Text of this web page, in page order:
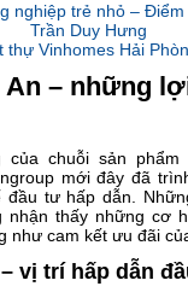
nghiệp trẻ nhỏ –
Trần Duy Hưng
thự Vinhomes Hải
An – những
của chuỗi sản phẩm
mới đây đã
tư hấp dẫn.
nhận thấy những cơ
như cam kết ưu đãi
vị trí hấp dẫn